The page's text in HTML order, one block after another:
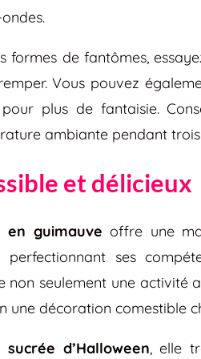
formes de fantômes,
Vous pouvez
plus de fantaisie.
ambiante pendant
et délicieux
en guimauve offre une
perfectionnant ses
non seulement une activité
une décoration comestible
d’Halloween, elle